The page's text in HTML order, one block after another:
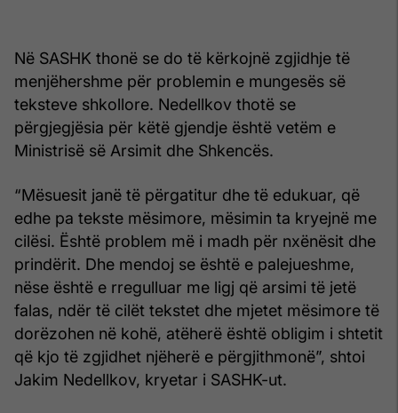
Në SASHK thonë se do të kërkojnë zgjidhje të
menjëhershme për problemin e mungesës së
teksteve shkollore. Nedellkov thotë se
përgjegjësia për këtë gjendje është vetëm e
Ministrisë së Arsimit dhe Shkencës.
“Mësuesit janë të përgatitur dhe të edukuar, që
edhe pa tekste mësimore, mësimin ta kryejnë me
cilësi. Është problem më i madh për nxënësit dhe
prindërit. Dhe mendoj se është e palejueshme,
nëse është e rregulluar me ligj që arsimi të jetë
falas, ndër të cilët tekstet dhe mjetet mësimore të
dorëzohen në kohë, atëherë është obligim i shtetit
që kjo të zgjidhet njëherë e përgjithmonë”, shtoi
Jakim Nedellkov, kryetar i SASHK-ut.